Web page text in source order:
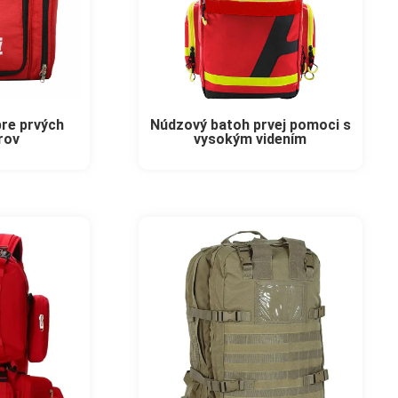
prvých
Núdzový batoh prvej pomoci s
vysokým videním